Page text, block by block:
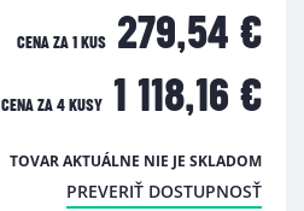
CENA ZA 1 KUS 279,54 €
CENA ZA 4 KUSY 1 118,16 €
TOVAR AKTUÁLNE NIE JE SKLADOM
PREVERIŤ DOSTUPNOSŤ